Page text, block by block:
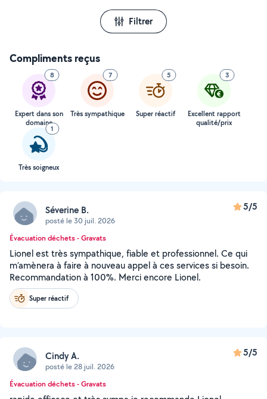
Filtrer
Compliments reçus
8
Expert dans son
domaine
7
Très sympathique
5
Super réactif
3
Excellent rapport
qualité/prix
1
Très soigneux
Séverine B.
posté le 30 juil. 2026
5/5
Évacuation déchets - Gravats
Lionel est très sympathique, fiable et professionnel. Ce qui
m’amènera à faire à nouveau appel à ces services si besoin.
Recommandation à 100%. Merci encore Lionel.
Super réactif
Cindy A.
posté le 28 juil. 2026
5/5
Évacuation déchets - Gravats